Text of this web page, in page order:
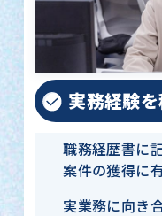
実務経験
職務経歴書に
案件の獲得に
実業務に向き